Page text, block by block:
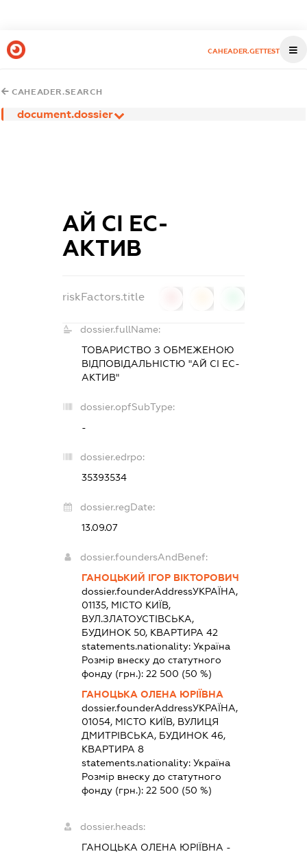
CAHEADER.GETTEST
CAHEADER.SEARCH
document.dossier
АЙ СІ ЕС-
АКТИВ
riskFactors.title
dossier.fullName:
ТОВАРИСТВО З ОБМЕЖЕНОЮ
ВІДПОВІДАЛЬНІСТЮ "АЙ СІ ЕС-
АКТИВ"
dossier.opfSubType:
-
dossier.edrpo:
35393534
dossier.regDate:
13.09.07
dossier.foundersAndBenef:
ГАНОЦЬКИЙ ІГОР ВІКТОРОВИЧ
dossier.founderAddressУКРАЇНА,
01135, МІСТО КИЇВ,
ВУЛ.ЗЛАТОУСТІВСЬКА,
БУДИНОК 50, КВАРТИРА 42
statements.nationality: Україна
Розмір внеску до статутного
фонду (грн.): 22 500 (50 %)
ГАНОЦЬКА ОЛЕНА ЮРІЇВНА
dossier.founderAddressУКРАЇНА,
01054, МІСТО КИЇВ, ВУЛИЦЯ
ДМИТРІВСЬКА, БУДИНОК 46,
КВАРТИРА 8
statements.nationality: Україна
Розмір внеску до статутного
фонду (грн.): 22 500 (50 %)
dossier.heads:
ГАНОЦЬКА ОЛЕНА ЮРІЇВНА -